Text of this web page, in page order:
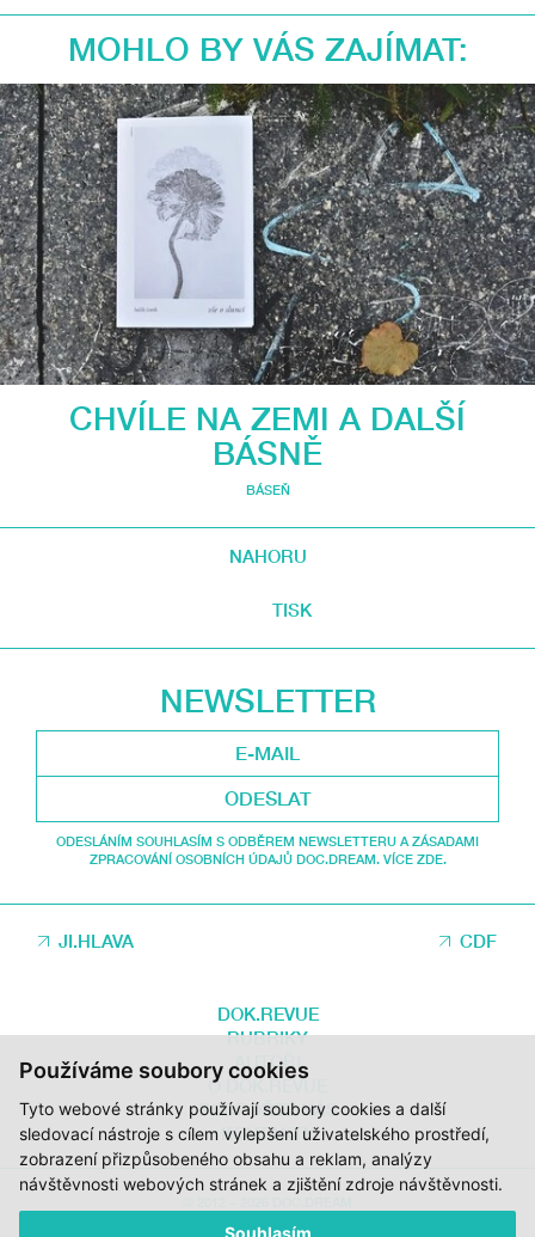
Používáme soubory cookies
Tyto webové stránky používají soubory cookies a další
sledovací nástroje s cílem vylepšení uživatelského prostředí,
zobrazení přizpůsobeného obsahu a reklam, analýzy
návštěvnosti webových stránek a zjištění zdroje návštěvnosti.
Souhlasím
MOHLO BY VÁS ZAJÍMAT:
CHVÍLE NA ZEMI A DALŠÍ
BÁSNĚ
BÁSEŇ
NAHORU
TISK
NEWSLETTER
ODESLAT
ODESLÁNÍM SOUHLASÍM S ODBĚREM NEWSLETTERU A ZÁSADAMI
ZPRACOVÁNÍ OSOBNÍCH ÚDAJŮ DOC.DREAM. VÍCE ZDE.
JI.HLAVA CDF
DOK.REVUE
RUBRIKY
AUTOŘI
O DOK.REVUE
PODPOŘTE NÁS
KONTAKTY